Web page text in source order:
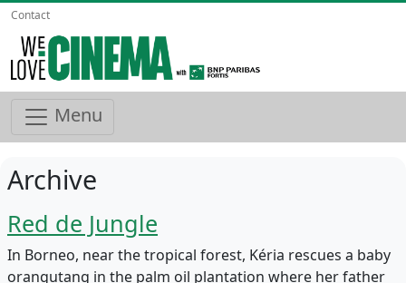
Contact
Menu
Archive
Red de Jungle
In Borneo, near the tropical forest, Kéria rescues a baby
orangutang in the palm oil plantation where her father